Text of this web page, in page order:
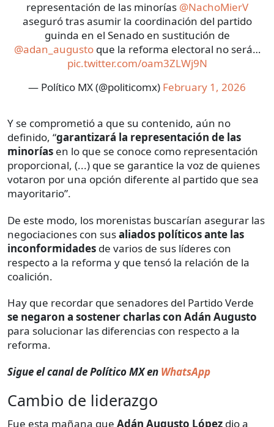
representación de las minorías @NachoMierV
aseguró tras asumir la coordinación del partido
guinda en el Senado en sustitución de
@adan_augustoque la reforma electoral no será…
pic.twitter.com/oam3ZLWj9N
— Político MX (@politicomx) February 1, 2026
Y se comprometió a que su contenido, aún no
definido, “garantizará la representación de las
minorías en lo que se conoce como representación
proporcional, (...) que se garantice la voz de quienes
votaron por una opción diferente al partido que sea
mayoritario”.
De este modo, los morenistas buscarían asegurar las
negociaciones con susaliados políticos ante las
inconformidades de varios de sus líderes con
respecto a la reforma y que tensó la relación de la
coalición.
Hay que recordar que senadores del Partido Verde
se negaron a sostener charlas con Adán Augusto
para solucionar las diferencias con respecto a la
reforma.
Sigue el canal de Político MX en WhatsApp
Cambio de liderazgo
Fue esta mañana que Adán Augusto López dio a